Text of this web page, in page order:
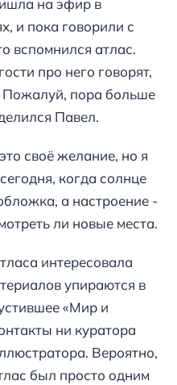
на эфир в
и пока говорили с
вспомнился атлас.
про него говорят,
Пожалуй, пора больше
Павел.
своё желание, но я
когда солнце
а настроение -
ли новые места.
интересовала
упираются в
«Мир и
ни куратора
Вероятно,
был просто одним